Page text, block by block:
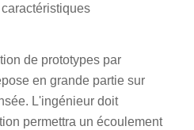
de prototypes par
en grande partie sur
L'ingénieur doit
permettra un écoulement